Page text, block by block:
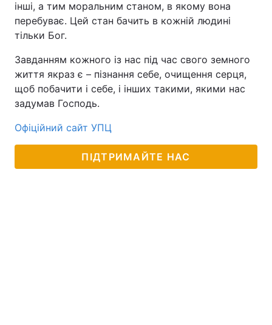
інші, а тим моральним станом, в якому вона
перебуває. Цей стан бачить в кожній людині
тільки Бог.
Завданням кожного із нас під час свого земного
життя якраз є – пізнання себе, очищення серця,
щоб побачити і себе, і інших такими, якими нас
задумав Господь.
Офіційний сайт УПЦ
ПІДТРИМАЙТЕ НАС